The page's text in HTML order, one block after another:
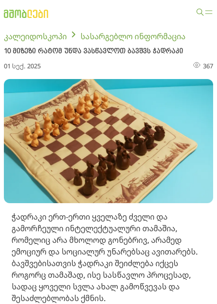
კალეიდოსკოპი სასარგებლო ინფორმაცია
10 მიზეზი რატომ უნდა ვასწავლოთ ბავშვს ჭადრაკი
01 სექ. 2025 367
ჭადრაკი ერთ-ერთი ყველაზე ძველი და
გამორჩეული ინტელექტუალური თამაშია,
რომელიც არა მხოლოდ გონებრივ, არამედ
ემოციურ და სოციალურ უნარებსაც ავითარებს.
ბავშვებისათვის ჭადრაკი შეიძლება იქცეს
როგორც თამაშად, ისე სასწავლო პროცესად,
სადაც ყოველი სვლა ახალ გამოწვევას და
შესაძლებლობას ქმნის.